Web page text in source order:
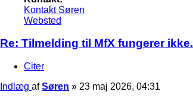
Kontakt Søren
Websted
Re: Tilmelding til MfX fungerer ikke.
Citer
Indlæg afSøren » 23 maj 2026, 04:31